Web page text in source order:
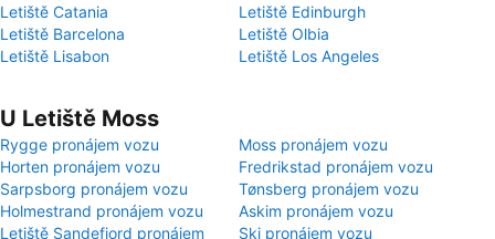
Letiště Catania
Letiště Edinburgh
Letiště Barcelona
Letiště Olbia
Letiště Lisabon
Letiště Los Angeles
U Letiště Moss
Rygge pronájem vozu
Moss pronájem vozu
Horten pronájem vozu
Fredrikstad pronájem vozu
Sarpsborg pronájem vozu
Tønsberg pronájem vozu
Holmestrand pronájem vozu
Askim pronájem vozu
Letiště Sandefjord pronájem
Ski pronájem vozu